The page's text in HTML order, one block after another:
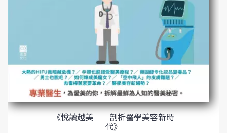
《悅讀越美──剖析醫學美容新時
代》